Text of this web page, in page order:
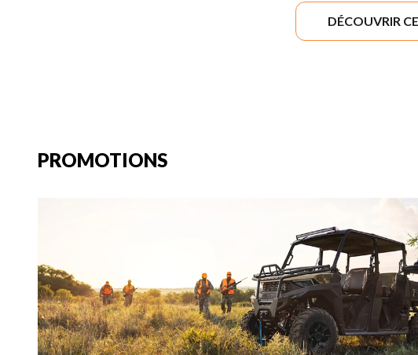
DÉCOUVRIR
PROMOTIONS